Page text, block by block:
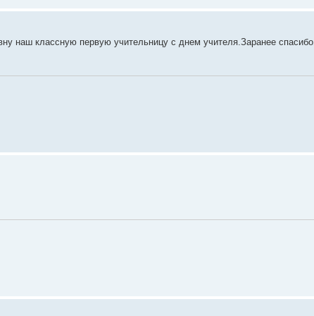
наш классную первую учительницу с днем учителя.Заранее спасибо.